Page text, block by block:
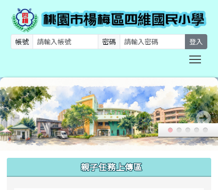
帳號 密碼 登入
親子任務上傳區